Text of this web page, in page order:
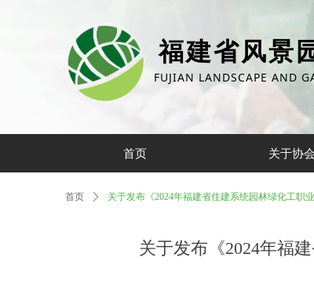
福建省风景
FUJIAN LANDSCAPE AND
首页 关于协会
关于发布《2024年福
首页 ꄲ 关于发布《2024年福建省住建系统园林绿化工职